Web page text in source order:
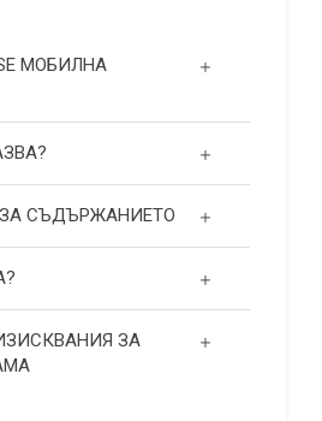
МОБИЛНА
СЪДЪРЖАНИЕТО
ЗА